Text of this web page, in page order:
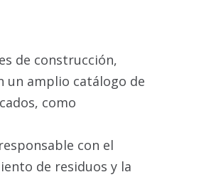
de construcción,
un amplio catálogo de
como
con el
de residuos y la